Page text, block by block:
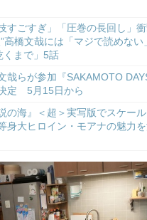
すごすぎ」「圧巻の長回し」
高橋文哉には「マジで読めない
くまで」5話
哉らが参加『SAKAMOTO
定 5月15日から
の海』＜超＞実写版でスケー
身大ヒロイン・モアナの魅力